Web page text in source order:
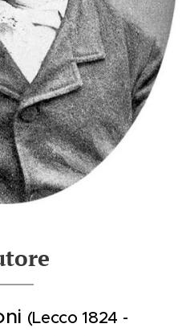
(Lecco 1824 -